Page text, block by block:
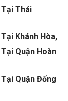
Tại Thái
Tại Khánh Hòa,
Tại Quận Hoàn
Tại Quận Đống